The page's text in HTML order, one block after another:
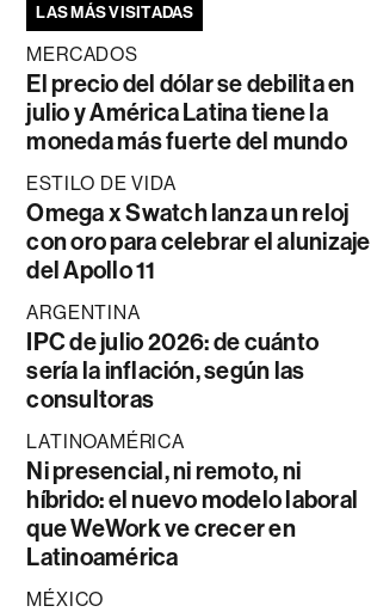
LAS MÁS VISITADAS
MERCADOS
El precio del dólar se debilita en
julio y América Latina tiene la
moneda más fuerte del mundo
ESTILO DE VIDA
Omega x Swatch lanza un reloj
con oro para celebrar el alunizaje
del Apollo 11
ARGENTINA
IPC de julio 2026: de cuánto
sería la inflación, según las
consultoras
LATINOAMÉRICA
Ni presencial, ni remoto, ni
híbrido: el nuevo modelo laboral
que WeWork ve crecer en
Latinoamérica
MÉXICO